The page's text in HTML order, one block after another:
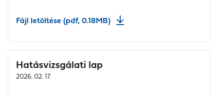
Fájl letöltése (pdf, 0.18MB)
Hatásvizsgálati lap
2026. 02. 17.